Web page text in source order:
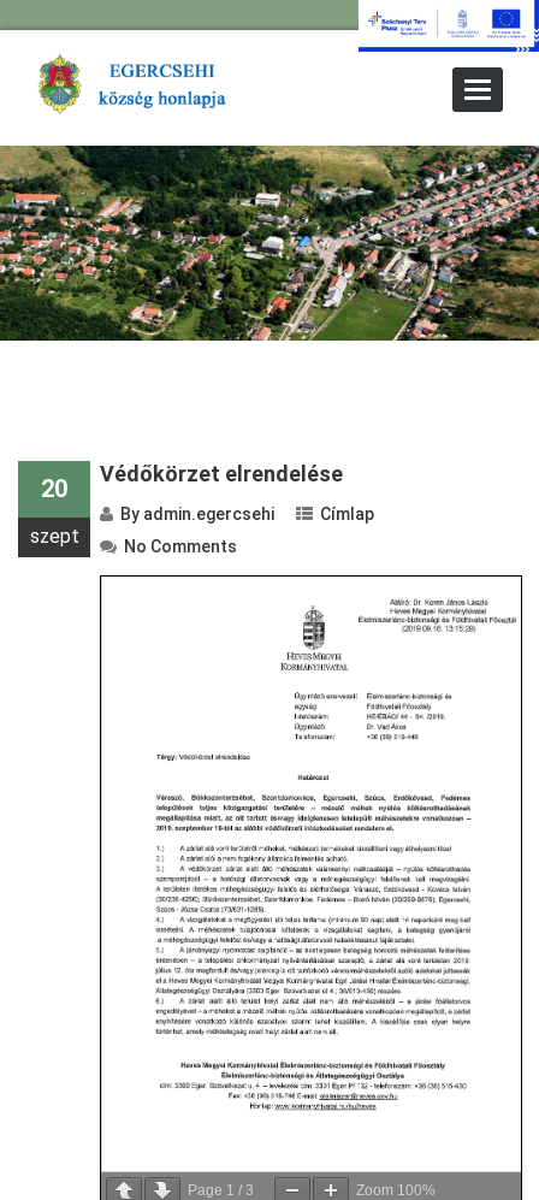
Toggle
20
szept
Védőkörzet elrendelése
By admin.egercsehi
Címlap
No Comments
Page 1 /3 Zoom 100%